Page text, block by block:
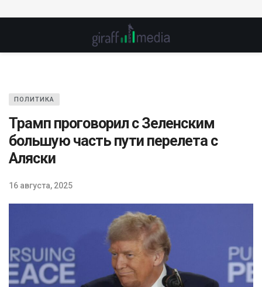
ПОЛИТИКА
Трамп проговорил с Зеленским
большую часть пути перелета с
Аляски
16 августа, 2025